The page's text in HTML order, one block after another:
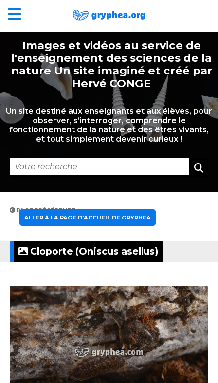
Images et vidéos au service de
l'enseignement des sciences de la
nature Un site imaginé et créé par
Hervé CONGE
Un site destiné aux enseignants et aux élèves, pour
observer, s’interroger, comprendre le
fonctionnement de la nature et des êtres vivants,
et tout simplement devenir curieux !
PAGE PRÉCÉDENTE
ALLER À LA PAGE D'ACCUEIL DE GRYPHEA
Cloporte (Oniscus asellus)